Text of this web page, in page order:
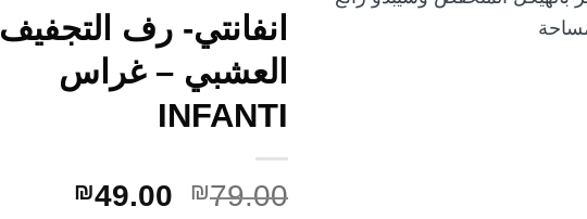
انفانتي- رف التجفيف
العشبي – غراس
INFANTI
₪79.00
السعر₪49.00